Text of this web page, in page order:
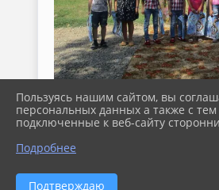
Пользуясь нашим сайтом, вы
персональных данных а также с
подключенные к веб-сайту
Подробнее
Подтверждаю